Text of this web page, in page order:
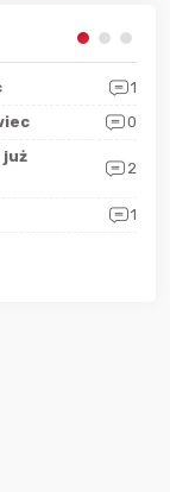
1
0
już
2
1